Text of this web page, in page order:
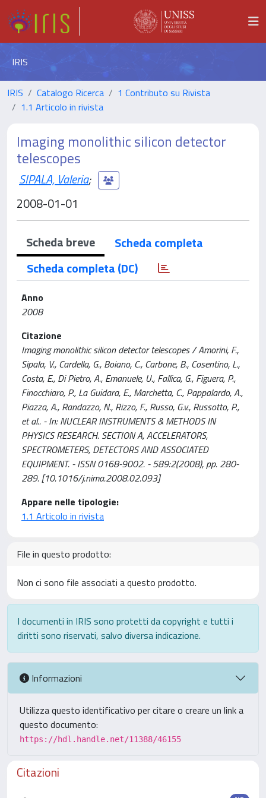
IRIS
IRIS Catalogo Ricerca
1 Contributo su Rivista
1.1 Articolo in rivista
Imaging monolithic silicon detector
telescopes
SIPALA, Valeria;
2008-01-01
Scheda breve
Scheda completa
Scheda completa (DC)
Anno
2008
Citazione
Imaging monolithic silicon detector telescopes / Amorini, F.,
Sipala, V., Cardella, G., Boiano, C., Carbone, B., Cosentino, L.,
Costa, E., Di Pietro, A., Emanuele, U., Fallica, G., Figuera, P.,
Finocchiaro, P., La Guidara, E., Marchetta, C., Pappalardo, A.,
Piazza, A., Randazzo, N., Rizzo, F., Russo, G.v., Russotto, P.,
et al.. - In: NUCLEAR INSTRUMENTS & METHODS IN
PHYSICS RESEARCH. SECTION A, ACCELERATORS,
SPECTROMETERS, DETECTORS AND ASSOCIATED
EQUIPMENT. - ISSN 0168-9002. - 589:2(2008), pp. 280-
289. [10.1016/j.nima.2008.02.093]
Appare nelle tipologie:
1.1 Articolo in rivista
File in questo prodotto:
Non ci sono file associati a questo prodotto.
I documenti in IRIS sono protetti da copyright e tutti i
diritti sono riservati, salvo diversa indicazione.
Informazioni
Utilizza questo identificativo per citare o creare un link a
questo documento:
https://hdl.handle.net/11388/46155
Citazioni